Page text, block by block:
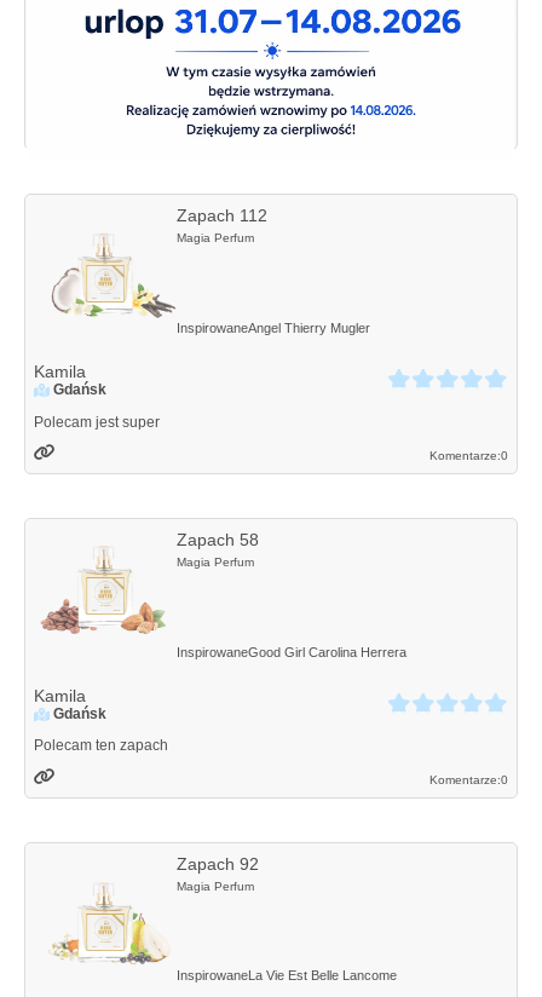
Zapach 112
Magia Perfum
InspirowaneAngel Thierry Mugler
Kamila
Gdańsk
Polecam jest super
Komentarze:0
Zapach 58
Magia Perfum
InspirowaneGood Girl Carolina Herrera
Kamila
Gdańsk
Polecam ten zapach
Komentarze:0
Zapach 92
Magia Perfum
InspirowaneLa Vie Est Belle Lancome